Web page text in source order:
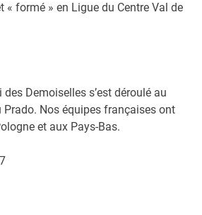
« formé » en Ligue du Centre Val de
Demoiselles s’est déroulé au
Prado. Nos équipes françaises ont
et aux Pays-Bas.